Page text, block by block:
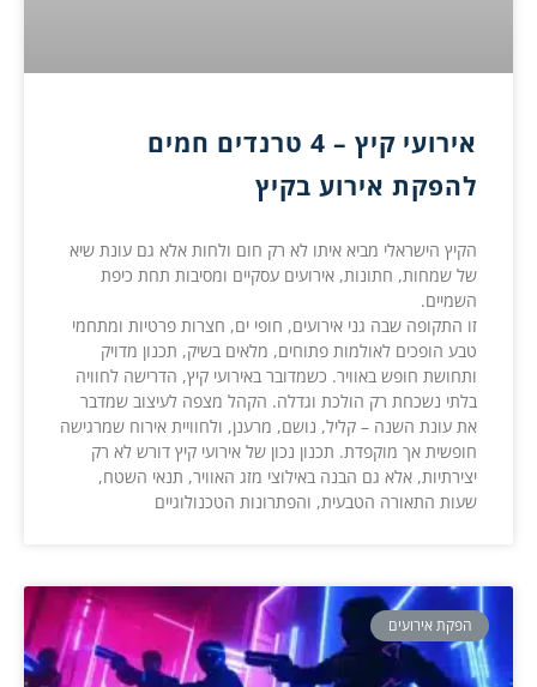
אירועי קיץ – 4 טרנדים חמים
להפקת אירוע בקיץ
הקיץ הישראלי מביא איתו לא רק חום ולחות אלא גם עונת שיא
של שמחות, חתונות, אירועים עסקיים ומסיבות תחת כיפת
השמיים.
זו התקופה שבה גני אירועים, חופי ים, חצרות פרטיות ומתחמי
טבע הופכים לאולמות פתוחים, מלאים בשיק, תכנון מדויק
ותחושת חופש באוויר. כשמדובר באירועי קיץ, הדרישה לחוויה
בלתי נשכחת רק הולכת וגדלה. הקהל מצפה לעיצוב שמדבר
את עונת השנה – קליל, נושם, מרענן, ולחוויית אירוח שמרגישה
חופשית אך מוקפדת. תכנון נכון של אירועי קיץ דורש לא רק
יצירתיות, אלא גם הבנה באילוצי מזג האוויר, תנאי השטח,
שעות התאורה הטבעית, והפתרונות הטכנולוגיים
הפקת אירועים